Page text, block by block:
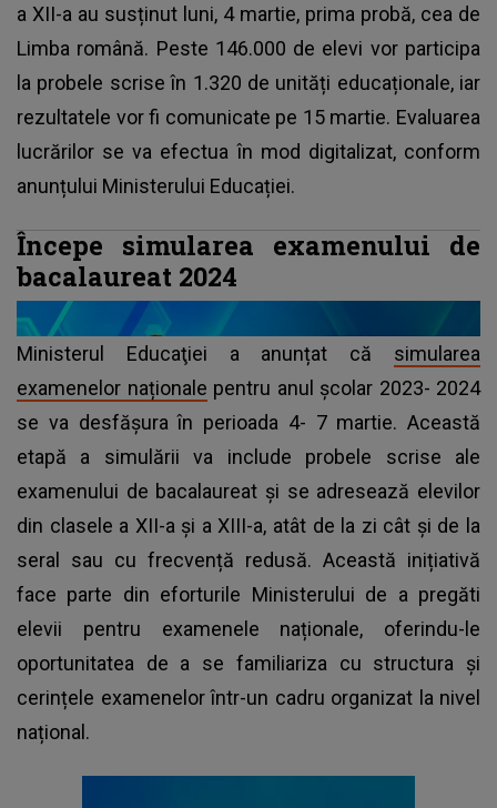
a XII-a au susținut luni, 4 martie, prima probă, cea de
Limba română. Peste 146.000 de elevi vor participa
la probele scrise în 1.320 de unități educaționale, iar
rezultatele vor fi comunicate pe 15 martie. Evaluarea
lucrărilor se va efectua în mod digitalizat, conform
anunțului Ministerului Educației.
Începe simularea examenului de
bacalaureat 2024
Ministerul Educaţiei a anunțat că simularea
examenelor naționale pentru anul școlar 2023- 2024
se va desfășura în perioada 4- 7 martie. Această
etapă a simulării va include probele scrise ale
examenului de bacalaureat și se adresează elevilor
din clasele a XII-a și a XIII-a, atât de la zi cât și de la
seral sau cu frecvență redusă. Această inițiativă
face parte din eforturile Ministerului de a pregăti
elevii pentru examenele naționale, oferindu-le
oportunitatea de a se familiariza cu structura și
cerințele examenelor într-un cadru organizat la nivel
național.